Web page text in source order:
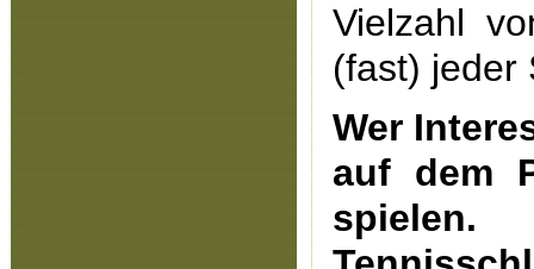
Vielzahl
(fast) jeder
Wer
auf dem
spielen.